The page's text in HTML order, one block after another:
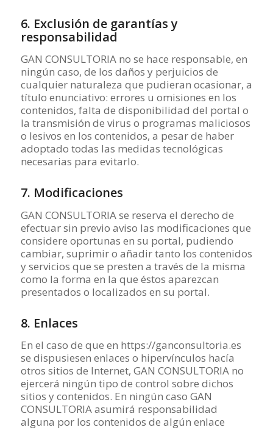
6. Exclusión de garantías y
responsabilidad
GAN CONSULTORIA no se hace responsable, en
ningún caso, de los daños y perjuicios de
cualquier naturaleza que pudieran ocasionar, a
título enunciativo: errores u omisiones en los
contenidos, falta de disponibilidad del portal o
la transmisión de virus o programas maliciosos
o lesivos en los contenidos, a pesar de haber
adoptado todas las medidas tecnológicas
necesarias para evitarlo.
7. Modificaciones
GAN CONSULTORIA se reserva el derecho de
efectuar sin previo aviso las modificaciones que
considere oportunas en su portal, pudiendo
cambiar, suprimir o añadir tanto los contenidos
y servicios que se presten a través de la misma
como la forma en la que éstos aparezcan
presentados o localizados en su portal.
8. Enlaces
En el caso de que en https://ganconsultoria.es
se dispusiesen enlaces o hipervínculos hacía
otros sitios de Internet, GAN CONSULTORIA no
ejercerá ningún tipo de control sobre dichos
sitios y contenidos. En ningún caso GAN
CONSULTORIA asumirá responsabilidad
alguna por los contenidos de algún enlace